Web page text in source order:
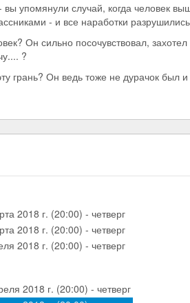
упомянули случай, когда человек
- и все наработки
Он сильно посочувствовал,
?
грань? Он ведь тоже не дурачок был
2018 г. (20:00) - четверг
2018 г. (20:00) - четверг
2018 г. (20:00) - четверг
2018 г. (20:00) - четверг